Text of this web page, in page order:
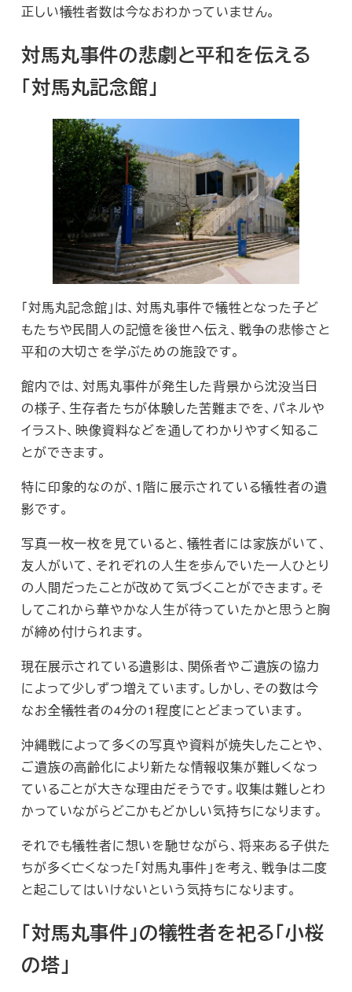
正しい犠牲者数は今なおわかっていません。
対馬丸事件の悲劇と平和を伝える
「対馬丸記念館」
「対馬丸記念館」は、対馬丸事件で犠牲となった子ど
もたちや民間人の記憶を後世へ伝え、戦争の悲惨さと
平和の大切さを学ぶための施設です。
館内では、対馬丸事件が発生した背景から沈没当日
の様子、生存者たちが体験した苦難までを、パネルや
イラスト、映像資料などを通してわかりやすく知るこ
とができます。
特に印象的なのが、1階に展示されている犠牲者の遺
影です。
写真一枚一枚を見ていると、犠牲者には家族がいて、
友人がいて、それぞれの人生を歩んでいた一人ひとり
の人間だったことが改めて気づくことができます。そ
してこれから華やかな人生が待っていたかと思うと胸
が締め付けられます。
現在展示されている遺影は、関係者やご遺族の協力
によって少しずつ増えています。しかし、その数は今
なお全犠牲者の4分の1程度にとどまっています。
沖縄戦によって多くの写真や資料が焼失したことや、
ご遺族の高齢化により新たな情報収集が難しくなっ
ていることが大きな理由だそうです。収集は難しとわ
かっていながらどこかもどかしい気持ちになります。
それでも犠牲者に想いを馳せながら、将来ある子供た
ちが多く亡くなった「対馬丸事件」を考え、戦争は二度
と起こしてはいけないという気持ちになります。
「対馬丸事件」の犠牲者を祀る「小桜
の塔」